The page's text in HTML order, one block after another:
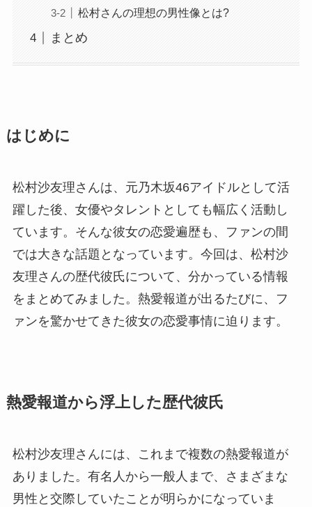
松村さんの理想の男性像とは?
まとめ
はじめに
松村沙友理さんは、元乃木坂46アイドルとして活
躍した後、女優やタレントとしても幅広く活動し
ています。そんな彼女の恋愛遍歴も、ファンの間
では大きな話題となっています。今回は、松村沙
友理さんの歴代彼氏について、分かっている情報
をまとめてみました。熱愛報道が出るたびに、フ
ァンを驚かせてきた彼女の恋愛事情に迫ります。
熱愛報道から浮上した歴代彼氏
松村沙友理さんには、これまで複数の熱愛報道が
ありました。有名人から一般人まで、さまざまな
男性と交際していたことが明らかになっていま